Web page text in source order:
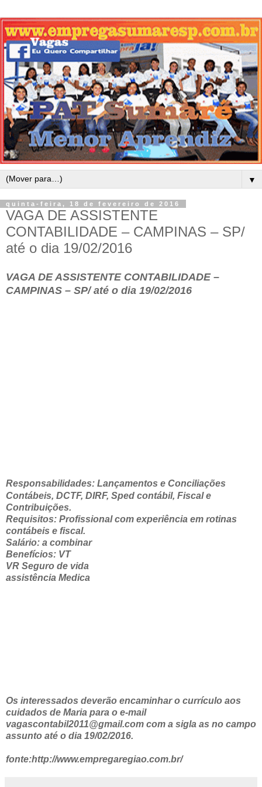
▼
quinta-feira, 18 de fevereiro de 2016
VAGA DE ASSISTENTE
CONTABILIDADE – CAMPINAS – SP/
até o dia 19/02/2016
VAGA DE ASSISTENTE CONTABILIDADE –
CAMPINAS – SP/ até o dia 19/02/2016
Responsabilidades: Lançamentos e Conciliações
Contábeis, DCTF, DIRF, Sped contábil, Fiscal e
Contribuições.
Requisitos: Profissional com experiência em rotinas
contábeis e fiscal.
Salário: a combinar
Benefícios: VT
VR Seguro de vida
assistência Medica
Os interessados deverão encaminhar o currículo aos
cuidados de Maria para o e-mail
vagascontabil2011@gmail.com com a sigla as no campo
assunto até o dia 19/02/2016.
fonte:http://www.empregaregiao.com.br/